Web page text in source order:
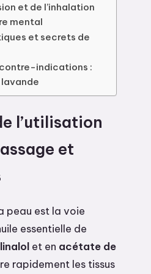
et de l’inhalation
mental
et secrets de
indications :
l’utilisation
et
peau est la voie
essentielle de
linalol et en acétate de
rapidement les tissus